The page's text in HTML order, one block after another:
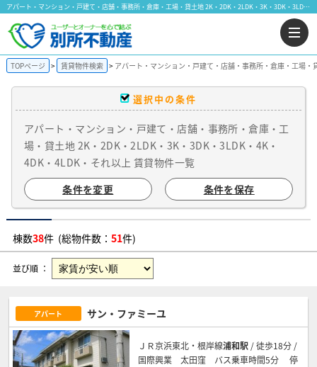
アパート・マンション・戸建て・店舗・事務所・倉庫・工場・貸土地 2K・2DK・2LDK・3K・3DK・3LDK・4K・4DK・4LDK・それ以上 ｜賃貸物件一覧｜株式会社 別所不動産
TOPページ 賃貸物件検索 アパート・マンション・戸建て・店舗・事務所・倉庫・工場
選択中の条件
アパート・マンション・戸建て・店舗・事務所・倉庫・工
場・貸土地 2K・2DK・2LDK・3K・3DK・3LDK・4K・
4DK・4LDK・それ以上 賃貸物件一覧
条件を変更
条件を保存
棟数38件 (総物件数： 51件)
並び順 ：
アパート サン・ファミーユ
ＪＲ京浜東北・根岸線浦和駅 / 徒歩18分 /
国際興業 太田窪 バス乗車時間5分 停